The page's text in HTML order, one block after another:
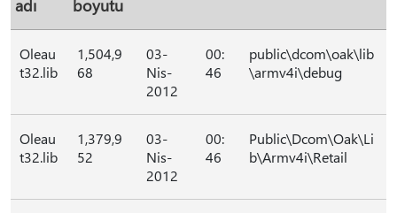
adı boyutu
Oleau
t32.lib
1,504,9
68
03-
Nis-
2012
00:
46
public\dcom\oak\lib
\armv4i\debug
Oleau
t32.lib
1,379,9
52
03-
Nis-
2012
00:
46
Public\Dcom\Oak\Li
b\Armv4i\Retail